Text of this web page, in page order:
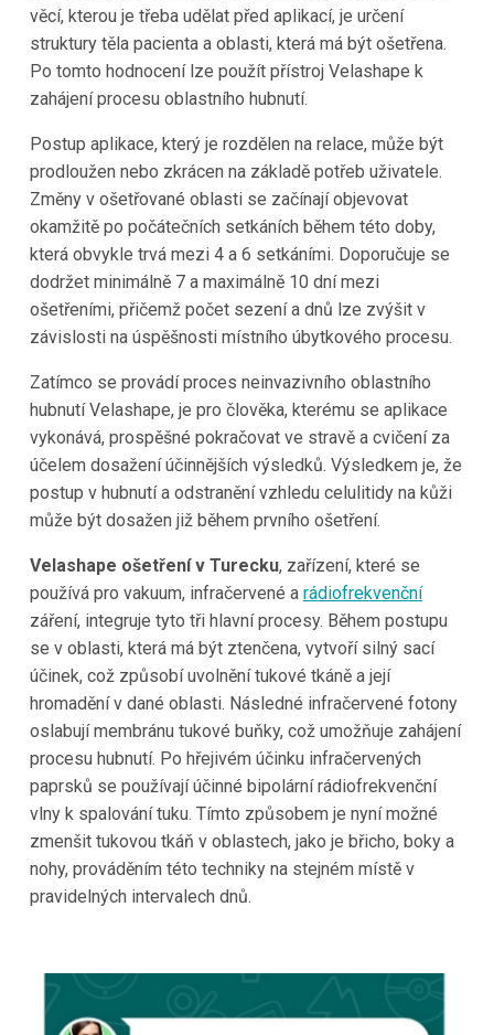
věcí, kterou je třeba udělat před aplikací, je určení
struktury těla pacienta a oblasti, která má být ošetřena.
Po tomto hodnocení lze použít přístroj Velashape k
zahájení procesu oblastního hubnutí.
Postup aplikace, který je rozdělen na relace, může být
prodloužen nebo zkrácen na základě potřeb uživatele.
Změny v ošetřované oblasti se začínají objevovat
okamžitě po počátečních setkáních během této doby,
která obvykle trvá mezi 4 a 6 setkáními. Doporučuje se
dodržet minimálně 7 a maximálně 10 dní mezi
ošetřeními, přičemž počet sezení a dnů lze zvýšit v
závislosti na úspěšnosti místního úbytkového procesu.
Zatímco se provádí proces neinvazivního oblastního
hubnutí Velashape, je pro člověka, kterému se aplikace
vykonává, prospěšné pokračovat ve stravě a cvičení za
účelem dosažení účinnějších výsledků. Výsledkem je, že
postup v hubnutí a odstranění vzhledu celulitidy na kůži
může být dosažen již během prvního ošetření.
Velashape ošetření v Turecku, zařízení, které se
používá pro vakuum, infračervené a rádiofrekvenční
záření, integruje tyto tři hlavní procesy. Během postupu
se v oblasti, která má být ztenčena, vytvoří silný sací
účinek, což způsobí uvolnění tukové tkáně a její
hromadění v dané oblasti. Následné infračervené fotony
oslabují membránu tukové buňky, což umožňuje zahájení
procesu hubnutí. Po hřejivém účinku infračervených
paprsků se používají účinné bipolární rádiofrekvenční
vlny k spalování tuku. Tímto způsobem je nyní možné
zmenšit tukovou tkáň v oblastech, jako je břicho, boky a
nohy, prováděním této techniky na stejném místě v
pravidelných intervalech dnů.